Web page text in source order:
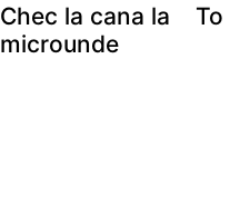
Chec la cana la
microunde